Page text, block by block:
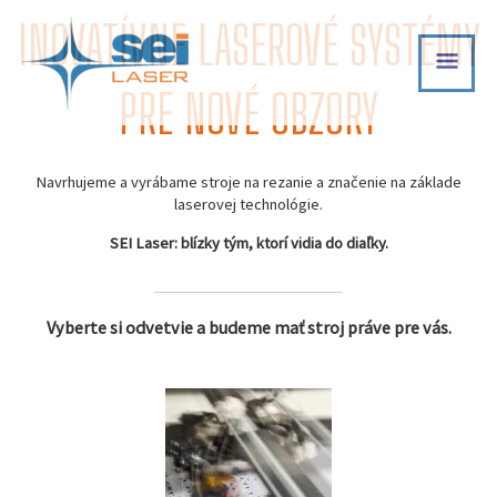
content
INOVATÍVNE LASEROVÉ SYSTÉMY
PRE NOVÉ OBZORY
Navrhujeme a vyrábame stroje na rezanie a značenie na základe
laserovej technológie.
SEI Laser: blízky tým, ktorí vidia do diaľky.
Vyberte si odvetvie a budeme mať stroj práve pre vás.